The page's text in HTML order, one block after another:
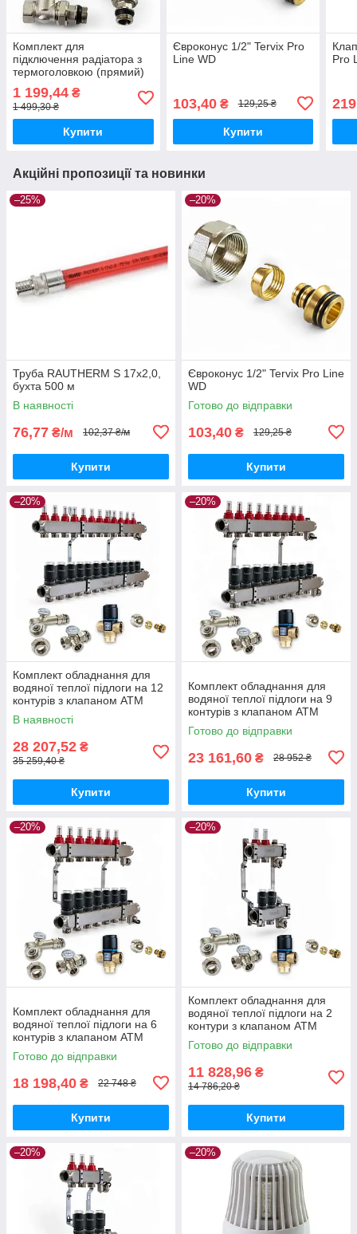
Комплект для
підключення радіатора з
термоголовкою (прямий)
Set 1
1 199,44 ₴
1 499,30 ₴
Купити
Євроконус 1/2" Tervix Pro
Line WD
103,40₴ 129,25 ₴
Купити
Pro
Акційні пропозиції та новинки
–25%
Труба RAUTHERM S 17х2,0,
бухта 500 м
В наявності
76,77 ₴/м 102,37 ₴/м
Купити
–20%
Євроконус 1/2" Tervix Pro Line
WD
Готово до відправки
103,40 ₴ 129,25 ₴
Купити
–20%
Комплект обладнання для
водяної теплої підлоги на 12
контурів з клапаном ATM
В наявності
28 207,52 ₴
35 259,40 ₴
Купити
–20%
Комплект обладнання для
водяної теплої підлоги на 9
контурів з клапаном ATM
Готово до відправки
23 161,60 ₴ 28 952 ₴
Купити
–20%
Комплект обладнання для
водяної теплої підлоги на 6
контурів з клапаном ATM
Готово до відправки
18 198,40 ₴ 22 748 ₴
Купити
–20%
Комплект обладнання для
водяної теплої підлоги на 2
контури з клапаном ATM
Готово до відправки
11 828,96 ₴
14 786,20 ₴
Купити
–20% –20%